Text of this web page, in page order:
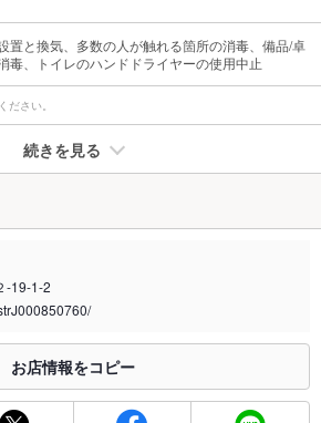
置と換気、多数の人が触れる箇所の消毒、備品/卓
毒、トイレのハンドドライヤーの使用中止
ださい。
続きを見る
する法律が施行されています。正しい情報はお店へお問い
-19-1-2
お店情報をコピー